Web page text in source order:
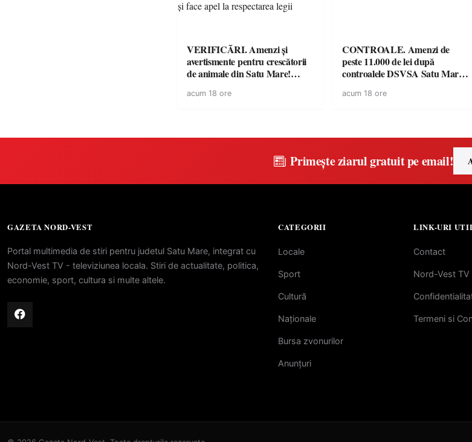
VERIFICĂRI. Amenzi și
avertismente pentru crescătorii
de animale din Satu Mare!
toate gospodăriile și face apel la
acum 18 ore
CONTROALE. Amenzi de
peste 11.000 de lei după
controalele DSVSA Satu Mare!
sancționate pentru nereguli
acum 18 ore
Primește ziarul gratuit pe email!
GAZETA NORD-VEST
Portal multimedia de stiri pentru judetul Satu Mare, integrat cu
Nord-Vest TV - televiziunea locala. Stiri de actualitate, politica,
economie, sport, cultura si multe altele.
CATEGORII
Locale
Sport
Cultură
Naționale
Bursa zvonurilor
Anunțuri
LINK-URI
Contact
Nord-Vest TV
Termeni si